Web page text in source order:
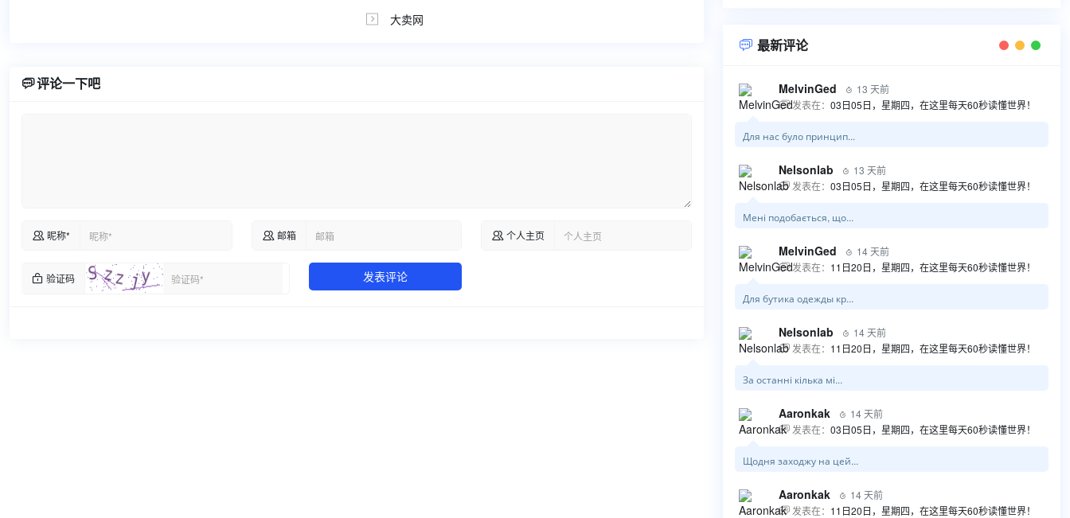
 大卖网
评论一下吧
 昵称*  邮箱  个人主页
 验证码 发表评论
 最新评论
MelvinGed  13 天前
 发表在： 03日05日，星期四，在这里每天60秒读懂世界！
Для нас було принцип...
Nelsonlab  13 天前
 发表在： 03日05日，星期四，在这里每天60秒读懂世界！
Мені подобається, що...
MelvinGed  14 天前
 发表在： 11日20日，星期四，在这里每天60秒读懂世界！
Для бутика одежды кр...
Nelsonlab  14 天前
 发表在： 11日20日，星期四，在这里每天60秒读懂世界！
За останні кілька мі...
Aaronkak  14 天前
 发表在： 03日05日，星期四，在这里每天60秒读懂世界！
Щодня заходжу на цей...
Aaronkak  14 天前
 发表在： 11日20日，星期四，在这里每天60秒读懂世界！